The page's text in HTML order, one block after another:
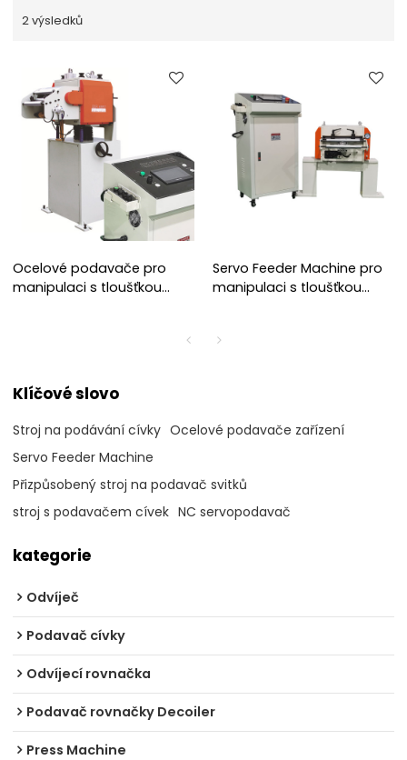
2 výsledků
Ocelové podavače pro
manipulaci s tloušťkou
Servo Feeder Machine pro
manipulaci s tloušťkou
Klíčové slovo
Stroj na podávání cívky Ocelové podavače zařízení
Servo Feeder Machine
Přizpůsobený stroj na podavač svitků
stroj s podavačem cívek NC servopodavač
kategorie
Odvíječ
Podavač cívky
Odvíjecí rovnačka
Podavač rovnačky Decoiler
Press Machine